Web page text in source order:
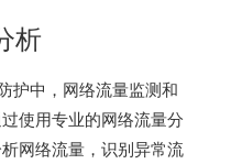
析
护中，网络流量监测和
使用专业的网络流量分
网络流量，识别异常流